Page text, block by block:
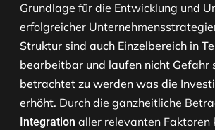
Grundlage für die Entwicklung und
erfolgreicher
Struktur sind auch Einzelbereich in
bearbeitbar und laufen nicht Gefahr
betrachtet zu werden was die
erhöht. Durch die ganzheitliche
Integration aller relevanten Faktoren